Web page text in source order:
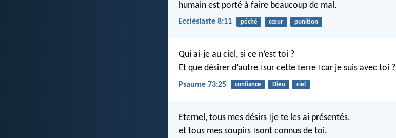
humain est porté à faire beaucoup de mal.
Ecclésiaste 8:11 péché cœur punition
Qui ai-je au ciel, si ce n’est toi ?
Et que désirer d’autre sur cette terre car je suis avec toi ?
Psaume 73:25 confiance Dieu ciel
Eternel, tous mes désirs je te les ai présentés,
et tous mes soupirs sont connus de toi.